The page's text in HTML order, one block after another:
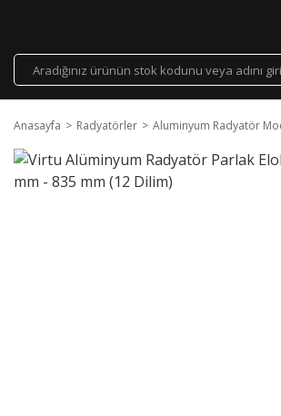
Anasayfa Radyatörler Aluminyum Radyatör